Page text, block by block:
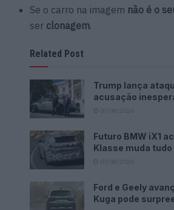
Se o carro na imagem não é o
ser clonagem.
Related Post
Trump lança
acusação
Futuro BMW iX1
Klasse muda tudo
Ford e Geely
Kuga pode